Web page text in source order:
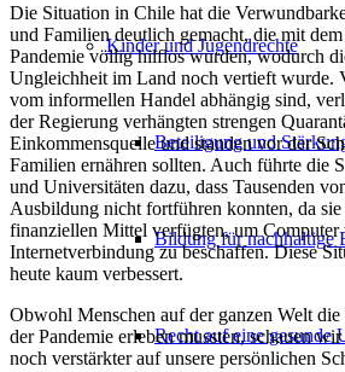
Kinder und Jugendrechte
Beteiligung und
Bildung für nachhaltige
Recht auf eine gesunde
Die Situation in Chile hat die
und Familien deutlich gemacht, die mit
Pandemie völlig hilflos wurden, wodurch
Ungleichheit im Land noch vertieft wurde.
vom informellen Handel abhängig sind,
der Regierung verhängten strengen
Einkommensquelle und standen vor der
Familien ernähren sollten. Auch führte die
und Universitäten dazu, dass Tausenden
Ausbildung nicht fortführen konnten, da
finanziellen Mittel verfügten, um Computer
Internetverbindung zu beschaffen.Diese
heute kaum verbessert.
Obwohl Menschen auf der ganzen Welt die
der Pandemie erleben mussten, schauen
noch verstärkter auf unsere persönlichen